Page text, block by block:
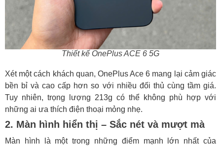
Thiết kế OnePlus ACE 6 5G
Xét một cách khách quan, OnePlus Ace 6 mang lại cảm giác
bền bỉ và cao cấp hơn so với nhiều đối thủ cùng tầm giá.
Tuy nhiên, trọng lượng 213g có thể không phù hợp với
những ai ưa thích điện thoại mỏng nhẹ.
2. Màn hình hiển thị – Sắc nét và mượt mà
Màn hình là một trong những điểm mạnh lớn nhất của